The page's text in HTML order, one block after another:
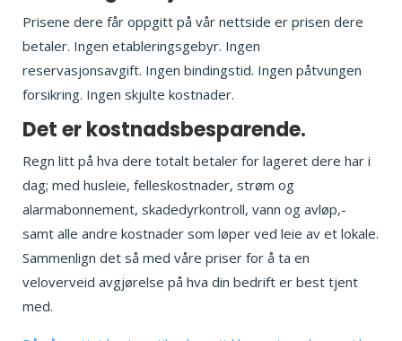
Prisene dere får oppgitt på vår nettside er prisen dere
betaler. Ingen etableringsgebyr. Ingen
reservasjonsavgift. Ingen bindingstid. Ingen påtvungen
forsikring. Ingen skjulte kostnader.
Det er kostnadsbesparende.
Regn litt på hva dere totalt betaler for lageret dere har i
dag; med husleie, felleskostnader, strøm og
alarmabonnement, skadedyrkontroll, vann og avløp,-
samt alle andre kostnader som løper ved leie av et lokale.
Sammenlign det så med våre priser for å ta en
veloverveid avgjørelse på hva din bedrift er best tjent
med.